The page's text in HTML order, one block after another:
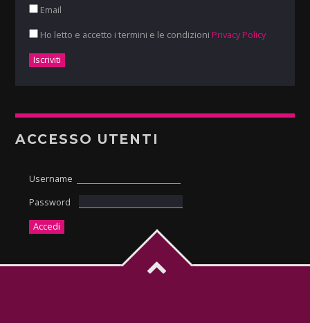
Email
Ho letto e accetto i termini e le condizioni Privacy Policy
ACCESSO UTENTI
Username
Password